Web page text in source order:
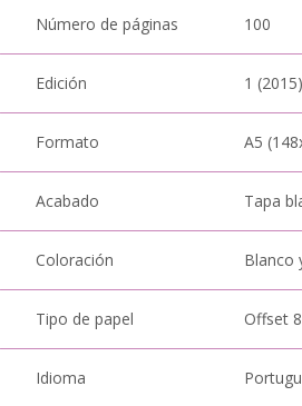
Número de páginas 100
Edición 1 (2015)
Formato A5
Acabado Tapa
Coloración Blanco
Tipo de papel Offset
Idioma